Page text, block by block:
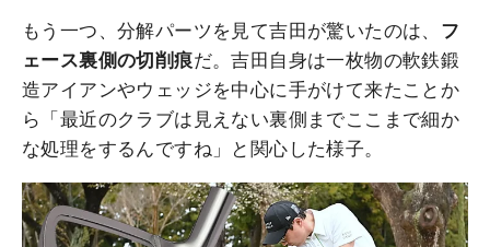
もう一つ、分解パーツを見て吉田が驚いたのは、 フ
ェース裏側の切削痕だ。吉田自身は一枚物の軟鉄鍛
造アイアンやウェッジを中心に手がけて来たことか
ら「最近のクラブは見えない裏側までここまで細か
な処理をするんですね」と関心した様子。